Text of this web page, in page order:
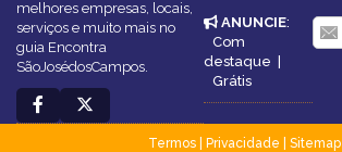
melhores empresas, locais,
serviços e muito mais no
guia Encontra
SãoJosédosCampos.
ANUNCIE:
Com
destaque |
Grátis
Termos| Privacidade
Sitemap